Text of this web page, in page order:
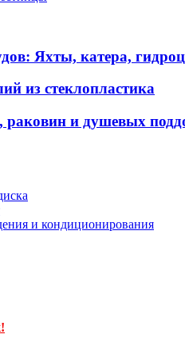
Яхты, катера,
из стеклопластика
раковин и душевых
и кондиционирования